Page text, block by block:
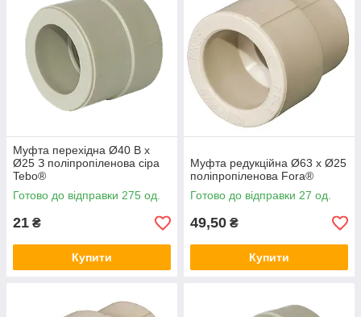
Муфта перехідна Ø40 В х
Ø25 З поліпропіленова сіра
Tebo®
Готово до відправки 275 од.
21 ₴
Купити
Муфта редукційна Ø63 х Ø25
поліпропіленова Fora®
Готово до відправки 27 од.
49,50 ₴
Купити